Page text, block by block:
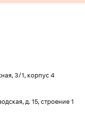
3/1, корпус 4
д. 15, строение 1